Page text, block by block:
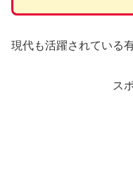
現代も活躍されている
ス